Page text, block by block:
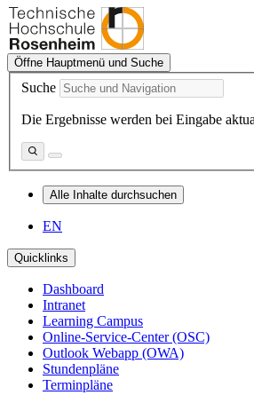
Öffne Hauptmenü und Suche
Suche
Die Ergebnisse werden bei Eingabe
Alle Inhalte durchsuchen
EN
Quicklinks
Dashboard
Intranet
Learning Campus
Online-Service-Center (OSC)
Outlook Webapp (OWA)
Stundenpläne
Terminpläne